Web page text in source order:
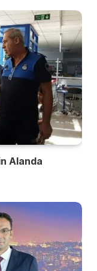
Alanda